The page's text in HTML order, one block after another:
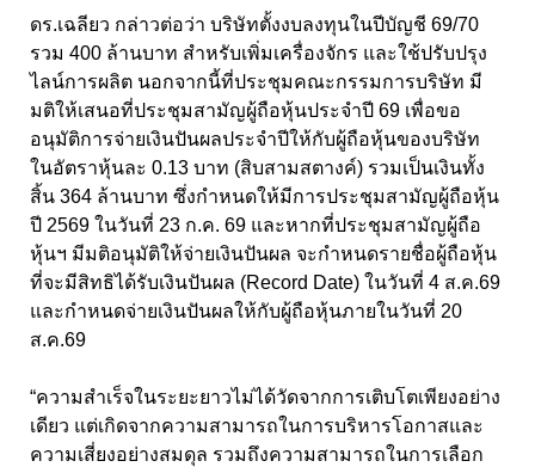
ดร.เฉลียว กล่าวต่อว่า บริษัทตั้งงบลงทุนในปีบัญชี 69/70
รวม 400 ล้านบาท สำหรับเพิ่มเครื่องจักร และใช้ปรับปรุง
ไลน์การผลิต นอกจากนี้ที่ประชุมคณะกรรมการบริษัท มี
มติให้เสนอที่ประชุมสามัญผู้ถือหุ้นประจำปี 69 เพื่อขอ
อนุมัติการจ่ายเงินปันผลประจำปีให้กับผู้ถือหุ้นของบริษัท
ในอัตราหุ้นละ 0.13 บาท (สิบสามสตางค์) รวมเป็นเงินทั้ง
สิ้น 364 ล้านบาท ซึ่งกำหนดให้มีการประชุมสามัญผู้ถือหุ้น
ปี 2569 ในวันที่ 23 ก.ค. 69 และหากที่ประชุมสามัญผู้ถือ
หุ้นฯ มีมติอนุมัติให้จ่ายเงินปันผล จะกำหนดรายชื่อผู้ถือหุ้น
ที่จะมีสิทธิได้รับเงินปันผล (Record Date) ในวันที่ 4 ส.ค.69
และกำหนดจ่ายเงินปันผลให้กับผู้ถือหุ้นภายในวันที่ 20
ส.ค.69
“ความสำเร็จในระยะยาวไม่ได้วัดจากการเติบโตเพียงอย่าง
เดียว แต่เกิดจากความสามารถในการบริหารโอกาสและ
ความเสี่ยงอย่างสมดุล รวมถึงความสามารถในการเลือก